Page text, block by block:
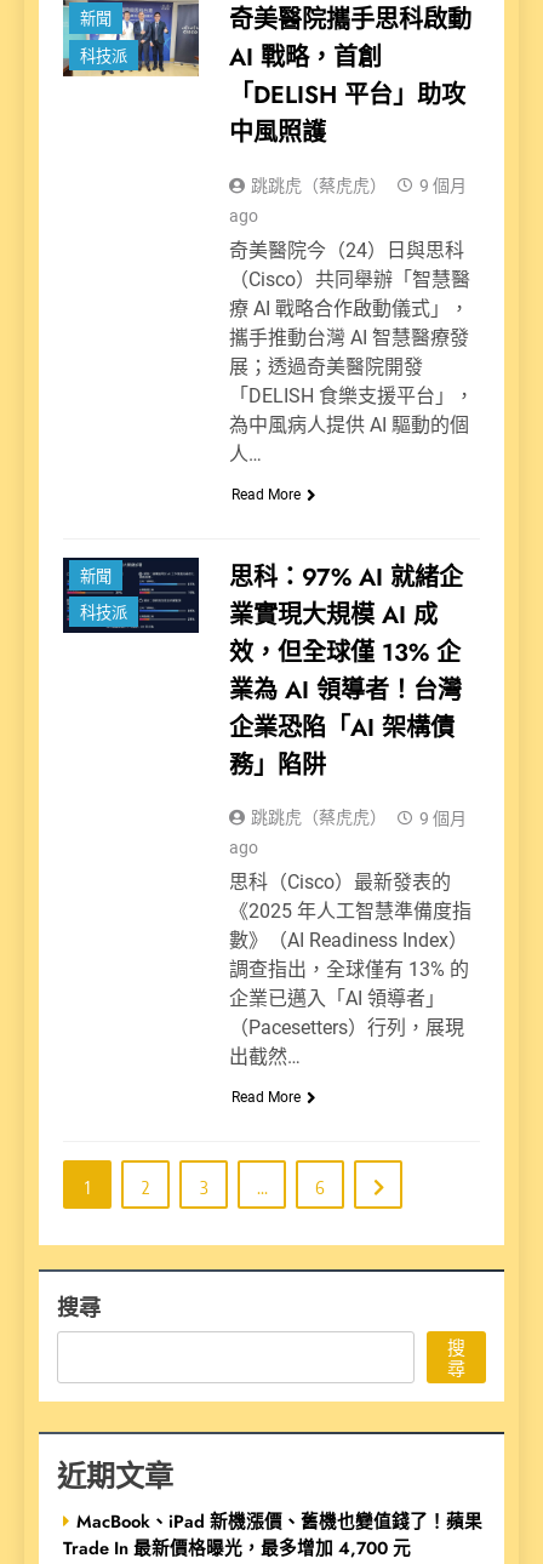
新聞
科技派
奇美醫院攜手思科啟動
AI 戰略，首創
「DELISH 平台」助攻
中風照護
跳跳虎（蔡虎虎）
9 個月
ago
奇美醫院今（24）日與思科
（Cisco）共同舉辦「智慧醫
療 AI 戰略合作啟動儀式」，
攜手推動台灣 AI 智慧醫療發
展；透過奇美醫院開發
「DELISH 食樂支援平台」，
為中風病人提供 AI 驅動的個
人…
Read More
新聞
科技派
思科：97% AI 就緒企
業實現大規模 AI 成
效，但全球僅 13% 企
業為 AI 領導者！台灣
企業恐陷「AI 架構債
務」陷阱
跳跳虎（蔡虎虎）
9 個月
ago
思科（Cisco）最新發表的
《2025 年人工智慧準備度指
數》（AI Readiness Index）
調查指出，全球僅有 13% 的
企業已邁入「AI 領導者」
（Pacesetters）行列，展現
出截然…
Read More
1 2 3 ... 6
搜尋
搜
尋
近期文章
MacBook、iPad 新機漲價、舊機也變值錢了！蘋果
Trade In 最新價格曝光，最多增加 4,700 元